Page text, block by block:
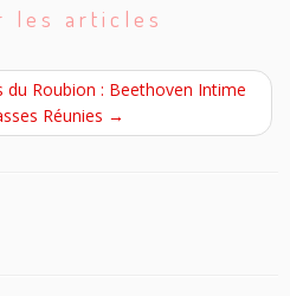
les articles
du Roubion : Beethoven Intime
Réunies →